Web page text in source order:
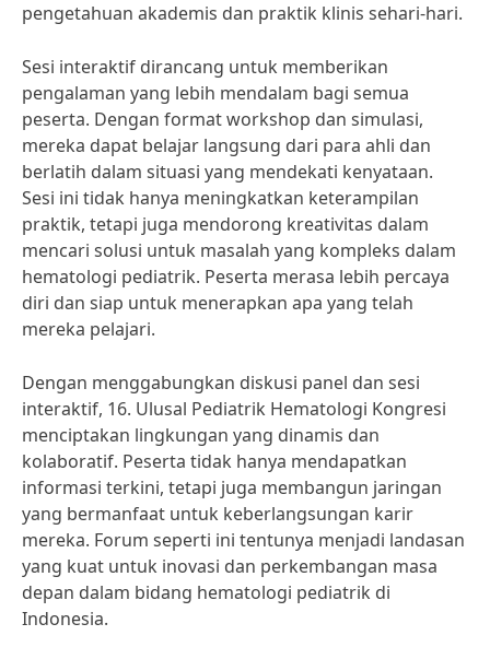
pengetahuan akademis dan praktik klinis sehari-hari.
Sesi interaktif dirancang untuk memberikan
pengalaman yang lebih mendalam bagi semua
peserta. Dengan format workshop dan simulasi,
mereka dapat belajar langsung dari para ahli dan
berlatih dalam situasi yang mendekati kenyataan.
Sesi ini tidak hanya meningkatkan keterampilan
praktik, tetapi juga mendorong kreativitas dalam
mencari solusi untuk masalah yang kompleks dalam
hematologi pediatrik. Peserta merasa lebih percaya
diri dan siap untuk menerapkan apa yang telah
mereka pelajari.
Dengan menggabungkan diskusi panel dan sesi
interaktif, 16. Ulusal Pediatrik Hematologi Kongresi
menciptakan lingkungan yang dinamis dan
kolaboratif. Peserta tidak hanya mendapatkan
informasi terkini, tetapi juga membangun jaringan
yang bermanfaat untuk keberlangsungan karir
mereka. Forum seperti ini tentunya menjadi landasan
yang kuat untuk inovasi dan perkembangan masa
depan dalam bidang hematologi pediatrik di
Indonesia.